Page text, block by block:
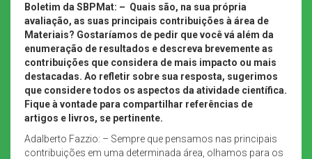
Boletim da SBPMat: – Quais são, na sua própria
avaliação, as suas principais contribuições à área de
Materiais? Gostaríamos de pedir que você vá além da
enumeração de resultados e descreva brevemente as
contribuições que considera de mais impacto ou mais
destacadas. Ao refletir sobre sua resposta, sugerimos
que considere todos os aspectos da atividade científica.
Fique à vontade para compartilhar referências de
artigos e livros, se pertinente.
Adalberto Fazzio: – Sempre que pensamos nas principais
contribuições em uma determinada área, olhamos para os